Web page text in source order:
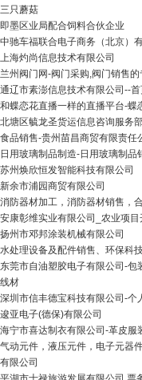
三只蘑菇
即墨区业局配合饲料合伙企业
中驰车福联合电子商务（北京）
上海灼尚信息技术有限公司
兰州阀门网-阀门采购,阀门销售
通辽市素澎信息技术有限公司--
和蝶恋花直播一样的直播平台-蝶
北塘区毓龙圣货运信息咨询服务
食品销售-贵州苗昌商贸有限责任
日用玻璃制品制造-日用玻璃制
苏州焕欣恒发智能科技有限公司
新余市浦园商贸有限公司
消防器材加工，消防器材销售，
安康彰维实业有限公司_农业项
扬州市邓邦涂装机械有限公司
水处理设备及配件销售、环保科
东莞市自油塑胶电子有限公司-
线材
深圳市信丰德宝科技有限公司-个
逡亚电子(德保)有限公司
海宁市喜达制衣有限公司-革皮服
气动元件，液压元件，电子元器
有限公司